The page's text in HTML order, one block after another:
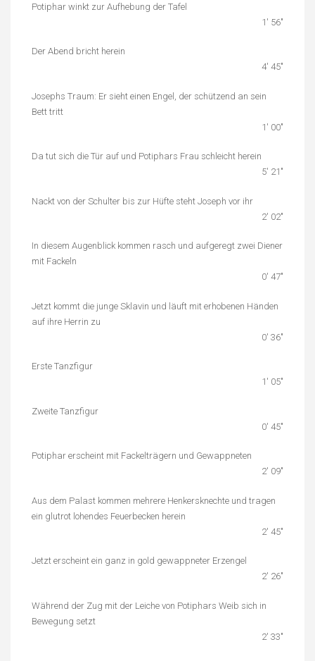
Potiphar winkt zur Aufhebung der Tafel
1′ 56″
Der Abend bricht herein
4′ 45″
Josephs Traum: Er sieht einen Engel, der schützend an sein
Bett tritt
1′ 00″
Da tut sich die Tür auf und Potiphars Frau schleicht herein
5′ 21″
Nackt von der Schulter bis zur Hüfte steht Joseph vor ihr
2′ 02″
In diesem Augenblick kommen rasch und aufgeregt zwei Diener
mit Fackeln
0′ 47″
Jetzt kommt die junge Sklavin und läuft mit erhobenen Händen
auf ihre Herrin zu
0′ 36″
Erste Tanzfigur
1′ 05″
Zweite Tanzfigur
0′ 45″
Potiphar erscheint mit Fackelträgern und Gewappneten
2′ 09″
Aus dem Palast kommen mehrere Henkersknechte und tragen
ein glutrot lohendes Feuerbecken herein
2′ 45″
Jetzt erscheint ein ganz in gold gewappneter Erzengel
2′ 26″
Während der Zug mit der Leiche von Potiphars Weib sich in
Bewegung setzt
2′ 33″